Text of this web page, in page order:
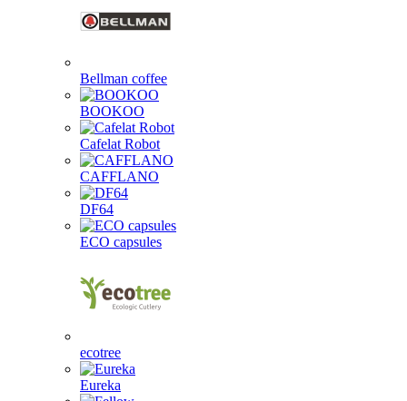
Bellman coffee
BOOKOO
Cafelat Robot
CAFFLANO
DF64
ECO capsules
ecotree
Eureka